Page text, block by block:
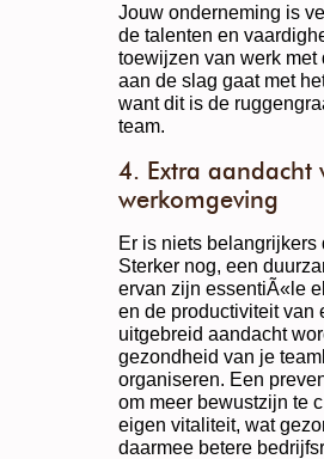
Jouw onderneming is
de talenten en
toewijzen van werk met
aan de slag gaat met
want dit is de
team.
4. Extra aandacht
werkomgeving
Er is niets
Sterker nog, een
ervan zijn essentiÃ«le
en de productiviteit van
uitgebreid aandacht
gezondheid van je
organiseren. Een
om meer bewustzijn te
eigen vitaliteit, wat
daarmee betere